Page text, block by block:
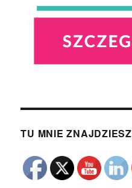
TU MNIE ZNAJDZIESZ